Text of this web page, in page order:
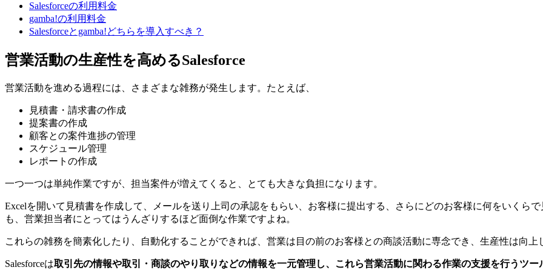
Salesforceの利用料金
gamba!の利用料金
Salesforceとgamba!どちらを導入すべき？
営業活動の生産性を高めるSalesforce
営業活動を進める過程には、さまざまな雑務が発生します。たとえば、
見積書・請求書の作成
提案書の作成
顧客との案件進捗の管理
スケジュール管理
レポートの作成
一つ一つは単純作業ですが、担当案件が増えてくると、とても大きな負担になります。
Excelを開いて見積書を作成して、メールを送り上司の承認をもらい、お客様に提出する、さらにどのお客様に何をいくら
も、営業担当者にとってはうんざりするほど面倒な作業ですよね。
これらの雑務を簡素化したり、自動化することができれば、営業は目の前のお客様との商談活動に専念でき、生産性は向上
Salesforceは取引先の情報や取引・商談のやり取りなどの情報を一元管理し、これら営業活動に関わる作業の支援を行うツー